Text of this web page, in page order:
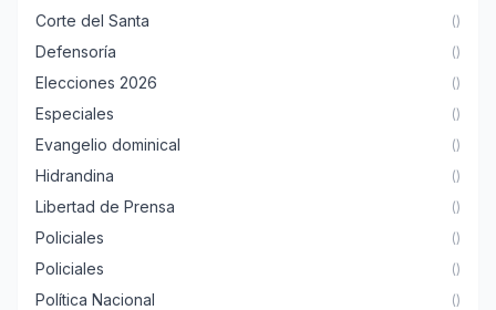
Corte del Santa ()
Defensoría ()
Elecciones 2026 ()
Especiales ()
Evangelio dominical ()
Hidrandina ()
Libertad de Prensa ()
Policiales ()
Policiales ()
Política Nacional ()